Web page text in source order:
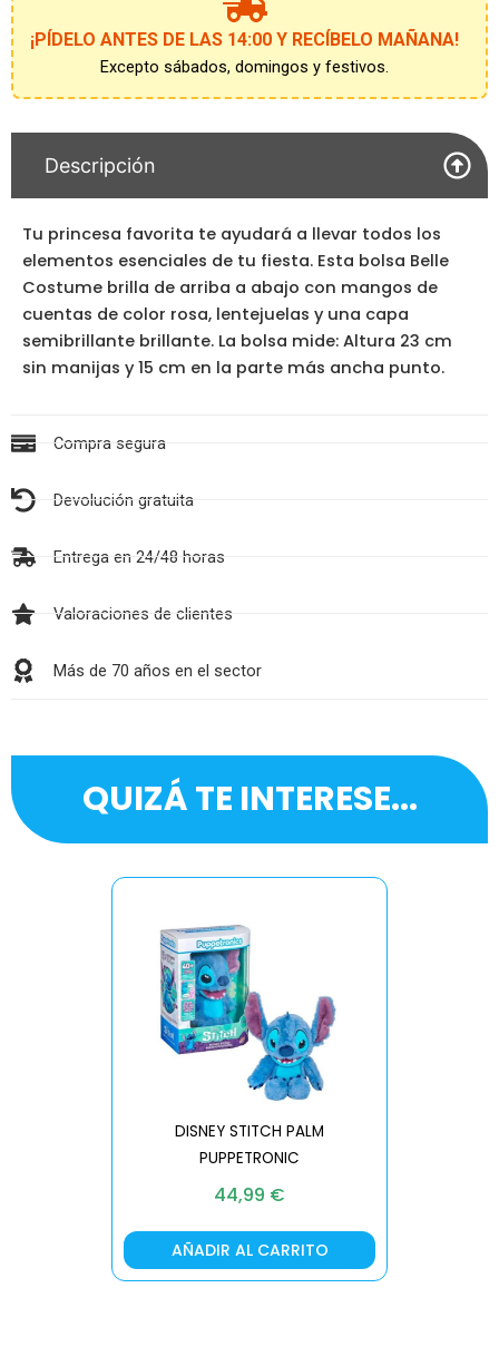
¡PÍDELO ANTES DE LAS 14:00 Y RECÍBELO MAÑANA!
Excepto sábados, domingos y festivos.
Descripción
Tu princesa favorita te ayudará a llevar todos los
elementos esenciales de tu fiesta. Esta bolsa Belle
Costume brilla de arriba a abajo con mangos de
cuentas de color rosa, lentejuelas y una capa
semibrillante brillante. La bolsa mide: Altura 23 cm
sin manijas y 15 cm en la parte más ancha punto.
Compra segura
Devolución gratuita
Entrega en 24/48 horas
Valoraciones de clientes
Más de 70 años en el sector
QUIZÁ TE INTERESE...
DISNEY STITCH PALM
PUPPETRONIC
44,99 €
AÑADIR AL CARRITO